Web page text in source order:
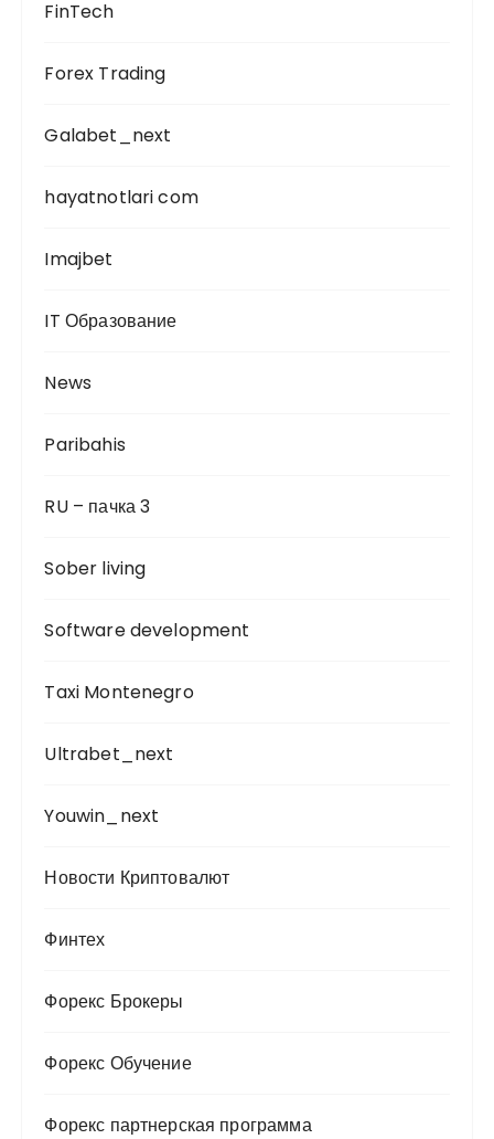
FinTech
Forex Trading
Galabet_next
hayatnotlari com
Imajbet
IT Образование
News
Paribahis
RU – пачка 3
Sober living
Software development
Taxi Montenegro
Ultrabet_next
Youwin_next
Новости Криптовалют
Финтех
Форекс Брокеры
Форекс Обучение
Форекс партнерская программа